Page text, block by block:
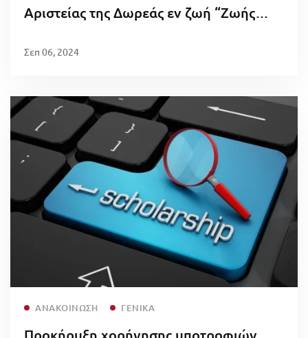
Αριστείας της Δωρεάς εν ζωή “Ζωής
2024
Σεπ 06, 2024
ΑΝΑΚΟΊΝΩΣΗ ΓΕΝΙΚΆ